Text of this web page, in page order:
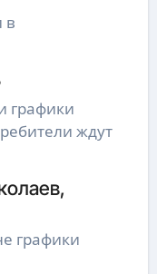
в
графики
ждут
графики